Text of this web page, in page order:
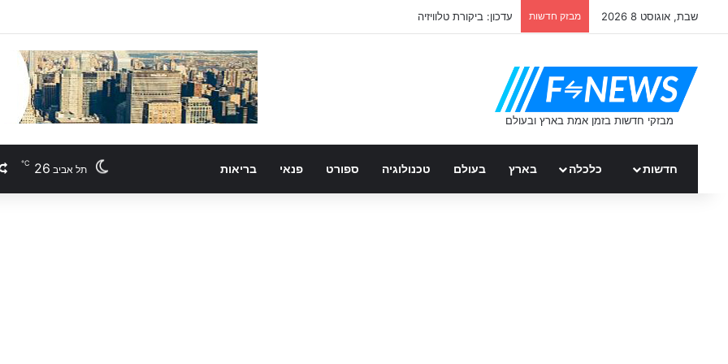
שבת, אוגוסט 8 2026 מבזק חדשות דניאל גרינברג – רץ ברשת
חדשות כלכלה בארץ בעולם טכנולוגיה ספורט פנאי בריאות תל אביב 26
℃